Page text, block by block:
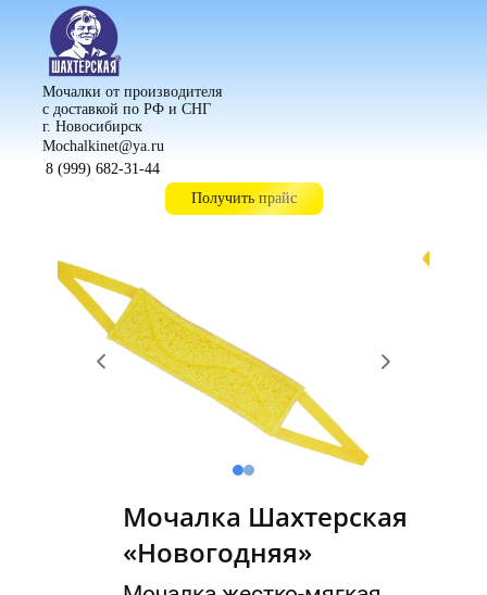
Мочалки от производителя
с доставкой по РФ и СНГ
г. Новосибирск
Mochalkinet@ya.ru
8 (999) 682-31-44
Получить прайс
Мочалка Шахтерская
«Новогодняя»